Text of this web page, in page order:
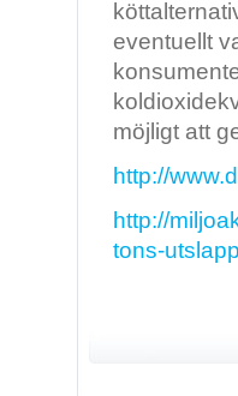
eventuellt
möjligt att
http://
http://
tons-